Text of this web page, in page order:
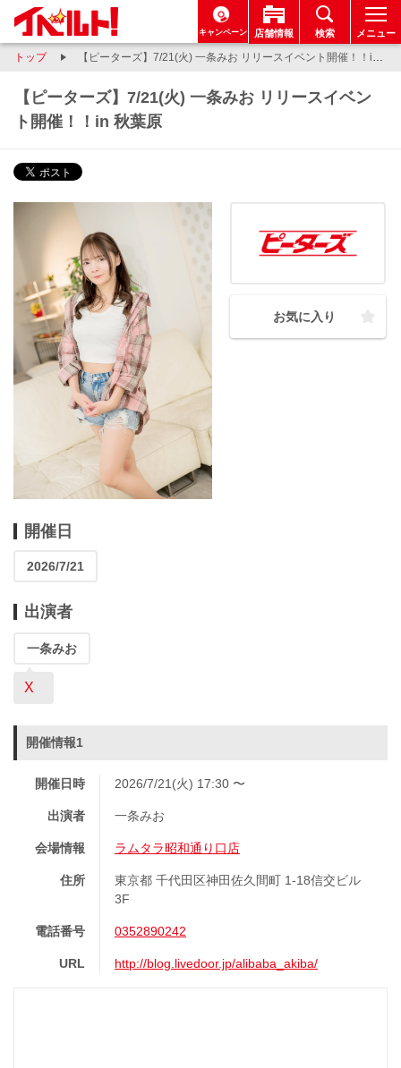
キャンペーン 店舗情報 検索 メニュー
トップ 【ピーターズ】7/21(火) 一条みお リリースイベント開催！！in 秋葉原
【ピーターズ】7/21(火) 一条みお リリースイベン
ト開催！！in 秋葉原
お気に入り
開催日
2026/7/21
出演者
一条みお
X
開催情報1
開催日時 2026/7/21(火) 17:30 〜
出演者 一条みお
会場情報 ラムタラ昭和通り口店
住所
東京都 千代田区神田佐久間町 1-18信交ビル
3F
電話番号 0352890242
URL http://blog.livedoor.jp/alibaba_akiba/